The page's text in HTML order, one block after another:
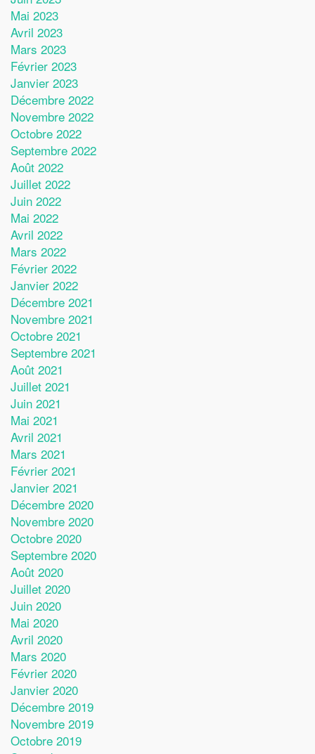
Mai 2023
Avril 2023
Mars 2023
Février 2023
Janvier 2023
Décembre 2022
Novembre 2022
Octobre 2022
Septembre 2022
Août 2022
Juillet 2022
Juin 2022
Mai 2022
Avril 2022
Mars 2022
Février 2022
Janvier 2022
Décembre 2021
Novembre 2021
Octobre 2021
Septembre 2021
Août 2021
Juillet 2021
Juin 2021
Mai 2021
Avril 2021
Mars 2021
Février 2021
Janvier 2021
Décembre 2020
Novembre 2020
Octobre 2020
Septembre 2020
Août 2020
Juillet 2020
Juin 2020
Mai 2020
Avril 2020
Mars 2020
Février 2020
Janvier 2020
Décembre 2019
Novembre 2019
Octobre 2019